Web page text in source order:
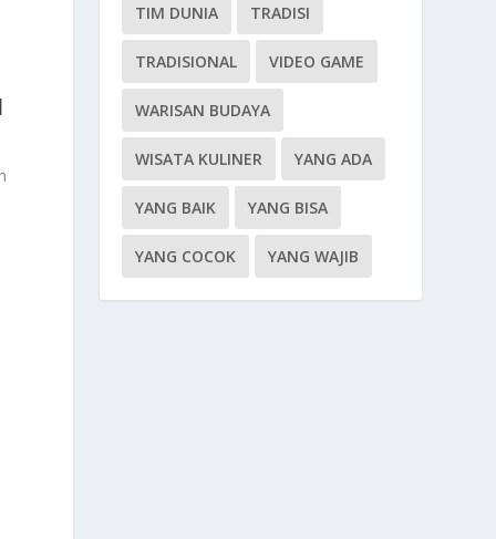
TIM DUNIA TRADISI
TRADISIONAL VIDEO GAME
WARISAN BUDAYA
WISATA KULINER YANG ADA
YANG BAIK YANG BISA
YANG COCOK YANG WAJIB